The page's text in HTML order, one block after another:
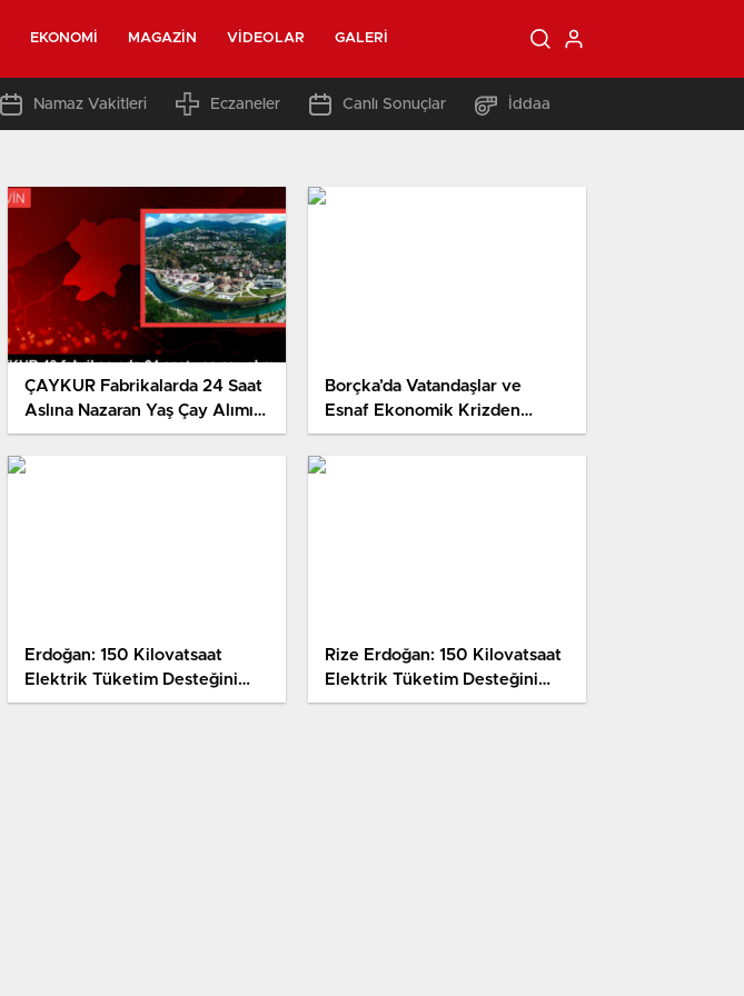
EKONOMI MAGAZIN VIDEOLAR GALERI
Namaz Vakitleri Eczaneler Canlı Sonuçlar İddaa
ÇAYKUR Fabrikalarda 24 Saat
Aslına Nazaran Yaş Çay Alımı
Yapacak
Borçka’da Vatandaşlar ve
Esnaf Ekonomik Krizden
Şikayetçi
Erdoğan: 150 Kilovatsaat
Elektrik Tüketim Desteğini
Vermeye Başlıyoruz (4)
Rize Erdoğan: 150 Kilovatsaat
Elektrik Tüketim Desteğini
Vermeye Başlıyoruz